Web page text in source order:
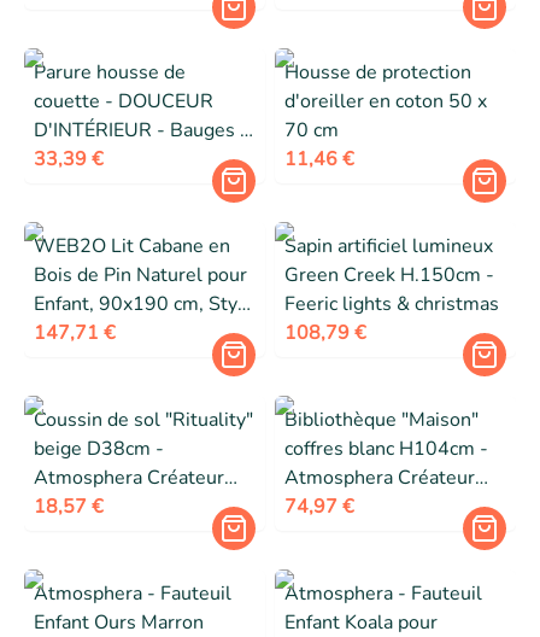
Parure housse de
couette - DOUCEUR
D'INTÉRIEUR - Bauges -
240 x 220 cm - 100%
33,39 €
Housse de protection
d'oreiller en coton 50 x
70 cm
11,46 €
WEB2O Lit Cabane en
Bois de Pin Naturel pour
Enfant, 90x190 cm, Style
Montessori avec
Barrières de Sécurité,
Design Maison Tente
147,71 €
Sapin artificiel lumineux
Green Creek H.150cm -
Feeric lights & christmas
108,79 €
Coussin de sol "Rituality"
beige D38cm -
Atmosphera Créateur
d'intérieur
18,57 €
Bibliothèque "Maison"
coffres blanc H104cm -
Atmosphera Créateur
d'intérieur
74,97 €
Atmosphera - Fauteuil
Enfant Ours Marron
Atmosphera - Fauteuil
Enfant Koala pour